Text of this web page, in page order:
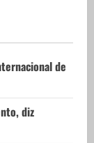
de
diz